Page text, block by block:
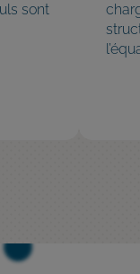
sont